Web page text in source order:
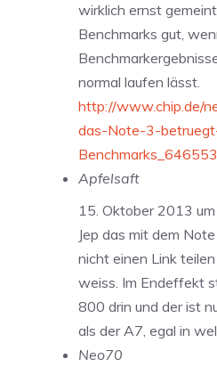
wirklich ernst
Benchmarks gut,
normal laufen lässt.
http://www.chip.de/
das-Note-3-
Apfelsaft
15. Oktober 2013
Jep das mit dem
nicht einen Link
weiss. Im Endeffekt
800 drin und der ist
als der A7, egal in
Neo70